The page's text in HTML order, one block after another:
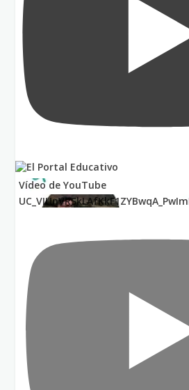
Vídeo de YouTube